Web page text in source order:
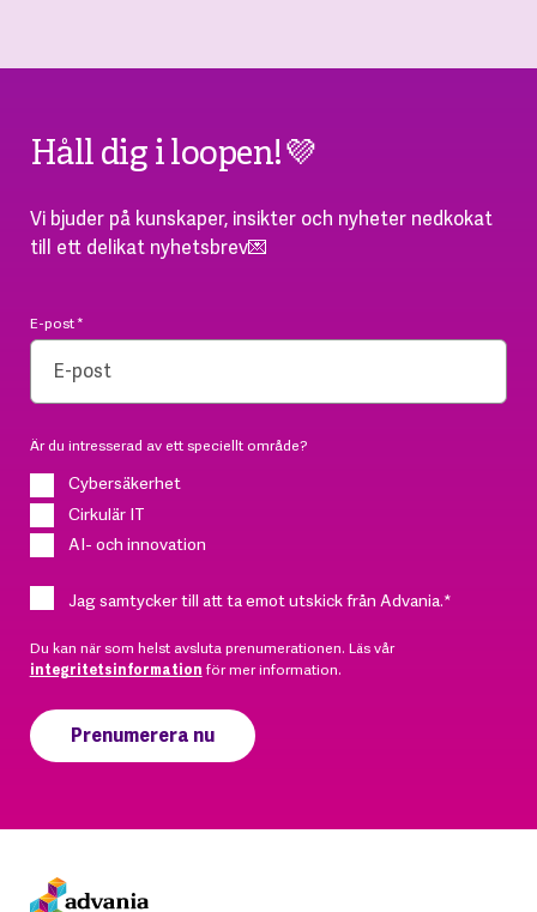
Håll dig i loopen!💜
Vi bjuder på kunskaper, insikter och nyheter nedkokat
till ett delikat nyhetsbrev💌
E-post*
Är du intresserad av ett speciellt område?
Cybersäkerhet
Cirkulär IT
AI- och innovation
Jag samtycker till att ta emot utskick från Advania.*
Du kan när som helst avsluta prenumerationen. Läs vår
integritetsinformation för mer information.